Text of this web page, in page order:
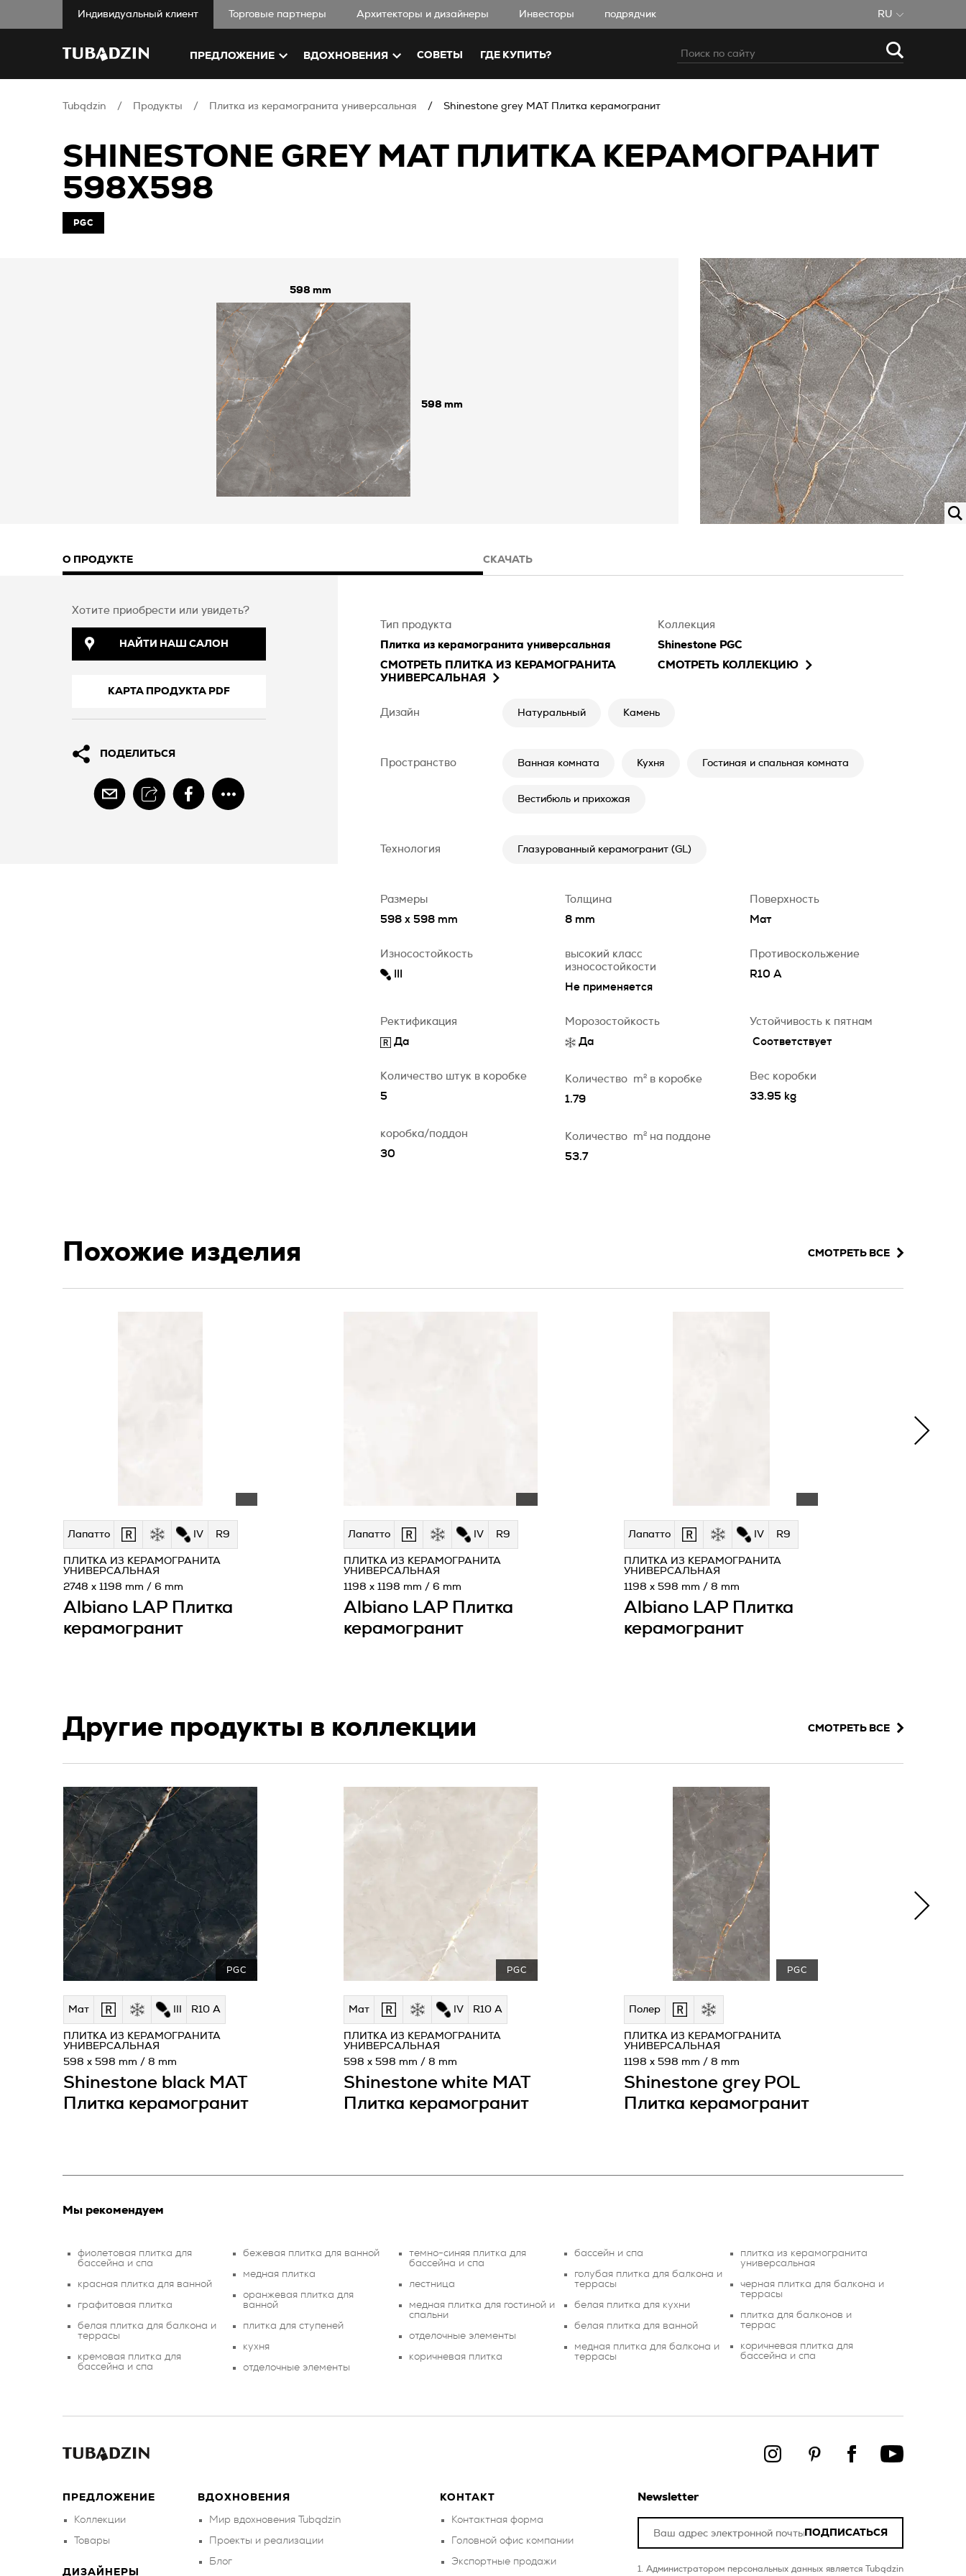
Индивидуальный клиент Торговые партнеры Aрхитекторы и дизайнеры Инвесторы подрядчик RU
ПРЕДЛОЖЕНИЕ ВДОХНОВЕНИЯ СОВЕТЫ ГДЕ КУПИТЬ?
Tubądzin Продукты Плитка из керамогранита универсальная Shinestone grey MAT Плитка керамогранит
SHINESTONE GREY MAT ПЛИТКА КЕРАМОГРАНИТ
598X598
PGC
598
598
О ПРОДУКТЕ СКАЧАТЬ
Хотите приобрести или увидеть?
НАЙТИ НАШ САЛОН
КАРТА ПРОДУКТА PDF
ПОДЕЛИТЬСЯ
Тип продукта
Плитка из керамогранита универсальная
СМОТРЕТЬ ПЛИТКА ИЗ КЕРАМОГРАНИТА
УНИВЕРСАЛЬНАЯ
Коллекция
Shinestone PGC
СМОТРЕТЬ КОЛЛЕКЦИЮ
Дизайн Натуральный Камень
Пространство Ванная комната Кухня Гостиная и спальная комната
Вестибюль и прихожая
Технология Глазурованный керамогранит (GL)
Размеры
598 x 598 mm
Толщина
8 mm
Поверхность
Мат
Износостойкость
высокий класс
износостойкости
Не применяется
Противоскольжение
R10 A
Ректификация
Да
Морозостойкость
Да
Устойчивость к пятнам
Соответствует
Количество штук в коробке
5
Количество m2
в коробке
1.79
Вес коробки
33.95 kg
коробка/поддон
30
Количество m2
на поддоне
53.7
Похожие изделия СМОТРЕТЬ ВСЕ
Лапатто IV R9
Albiano LAP Плитка
керамогранит
ПЛИТКА ИЗ КЕРАМОГРАНИТА
УНИВЕРСАЛЬНАЯ
2748 x 1198 mm / 6 mm
Лапатто IV R9
Albiano LAP Плитка
керамогранит
ПЛИТКА ИЗ КЕРАМОГРАНИТА
УНИВЕРСАЛЬНАЯ
1198 x 1198 mm / 6 mm
Лапатто IV R9
Albiano LAP Плитка
керамогранит
ПЛИТКА ИЗ КЕРАМОГРАНИТА
УНИВЕРСАЛЬНАЯ
1198 x 598 mm / 8 mm
Другие продукты в коллекции СМОТРЕТЬ ВСЕ
PGC
Мат R10 A
Shinestone black MAT
Плитка керамогранит
ПЛИТКА ИЗ КЕРАМОГРАНИТА
УНИВЕРСАЛЬНАЯ
598 x 598 mm / 8 mm
PGC
Мат IV R10 A
Shinestone white MAT
Плитка керамогранит
ПЛИТКА ИЗ КЕРАМОГРАНИТА
УНИВЕРСАЛЬНАЯ
598 x 598 mm / 8 mm
PGC
Полeр
Shinestone grey POL
Плитка керамогранит
ПЛИТКА ИЗ КЕРАМОГРАНИТА
УНИВЕРСАЛЬНАЯ
1198 x 598 mm / 8 mm
Мы рекомендуем
фиолетовая плитка для
бассейна и спа
красная плитка для ванной
графитовая плитка
белая плитка для балкона и
террасы
кремовая плитка для
бассейна и спа
бежевая плитка для ванной
медная плитка
оранжевая плитка для
ванной
плитка для ступеней
кухня
отделочные элементы
темно-синяя плитка для
бассейна и спа
лестница
медная плитка для гостиной и
спальни
отделочные элементы
коричневая плитка
бассейн и спа
голубая плитка для балкона и
террасы
белая плитка для кухни
белая плитка для ванной
медная плитка для балкона и
террасы
плитка из керамогранита
универсальная
черная плитка для балкона и
террасы
плитка для балконов и
террас
коричневая плитка для
бассейна и спа
ПРЕДЛОЖЕНИЕ
Коллекции
Товары
ДИЗАЙНЕРЫ
ВДОХНОВЕНИЯ
Мир вдохновения Tubądzin
Проекты и реализации
Блог
КОНТАКТ
Контактная форма
Головной офис компании
Экспортные продажи
Newsletter
ПОДПИСАТЬСЯ
Администратором персональных данных является Tubądzin